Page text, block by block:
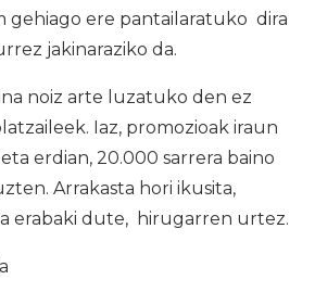
gehiago ere pantailaratuko dira
jakinaraziko da.
noiz arte luzatuko den ez
Iaz, promozioak iraun
erdian, 20.000 sarrera baino
Arrakasta hori ikusita,
erabaki dute, hirugarren urtez.